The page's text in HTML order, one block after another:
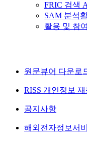
FRIC 검색
SAM 분석
활용 및 참
원문뷰어 다운로
RISS 개인정보 재
공지사항
해외전자정보서